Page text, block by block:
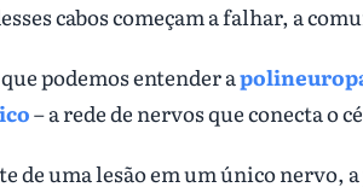
cabos começam a falhar, a
podemos entender a
– a rede de nervos que conecta o
de uma lesão em um único nervo,